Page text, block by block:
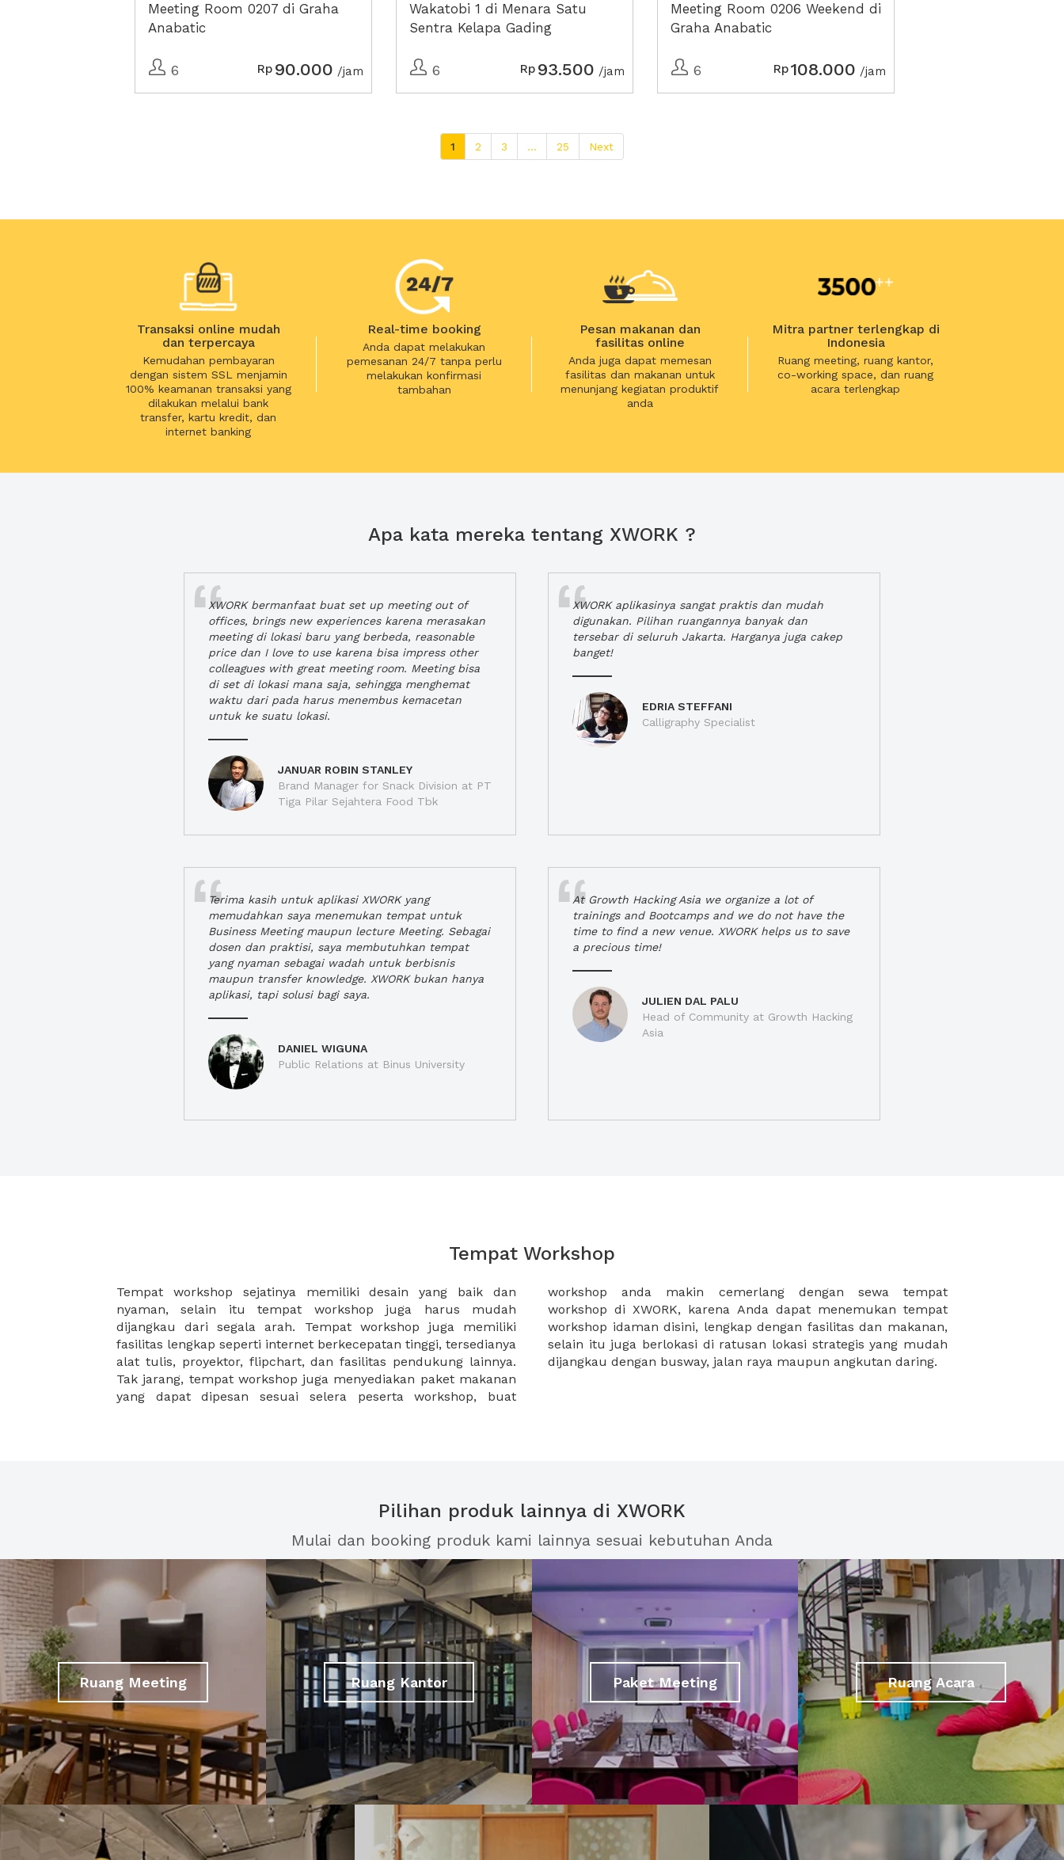
Meeting Room 0207 di Graha
Anabatic
6 Rp 90.000 /jam
Wakatobi 1 di Menara Satu
Sentra Kelapa Gading
6 Rp 93.500 /jam
Meeting Room 0206 Weekend di
Graha Anabatic
6 Rp108.000 /jam
1 2 3 ... 25 Next
Transaksi online mudah
dan terpercaya
Kemudahan pembayaran
dengan sistem SSL menjamin
100% keamanan transaksi yang
dilakukan melalui bank
transfer, kartu kredit, dan
internet banking
Real-time booking
Anda dapat melakukan
pemesanan 24/7 tanpa perlu
melakukan konfirmasi
tambahan
Pesan makanan dan
fasilitas online
Anda juga dapat memesan
fasilitas dan makanan untuk
menunjang kegiatan produktif
anda
Mitra partner terlengkap di
Indonesia
Ruang meeting, ruang kantor,
co-working space, dan ruang
acara terlengkap
Apa kata mereka tentang XWORK ?
XWORK bermanfaat buat set up meeting out of
offices, brings new experiences karena merasakan
meeting di lokasi baru yang berbeda, reasonable
price dan I love to use karena bisa impress other
colleagues with great meeting room. Meeting bisa
di set di lokasi mana saja, sehingga menghemat
waktu dari pada harus menembus kemacetan
untuk ke suatu lokasi.
JANUAR ROBIN STANLEY
Brand Manager for Snack Division at PT
Tiga Pilar Sejahtera Food Tbk
XWORK aplikasinya sangat praktis dan mudah
digunakan. Pilihan ruangannya banyak dan
tersebar di seluruh Jakarta. Harganya juga cakep
banget!
EDRIA STEFFANI
Calligraphy Specialist
Terima kasih untuk aplikasi XWORK yang
memudahkan saya menemukan tempat untuk
Business Meeting maupun lecture Meeting. Sebagai
dosen dan praktisi, saya membutuhkan tempat
yang nyaman sebagai wadah untuk berbisnis
maupun transfer knowledge. XWORK bukan hanya
aplikasi, tapi solusi bagi saya.
DANIEL WIGUNA
Public Relations at Binus University
At Growth Hacking Asia we organize a lot of
trainings and Bootcamps and we do not have the
time to find a new venue. XWORK helps us to save
a precious time!
JULIEN DAL PALU
Head of Community at Growth Hacking
Asia
Tempat Workshop
Tempat workshop sejatinya memiliki desain yang baik dan
nyaman, selain itu tempat workshop juga harus mudah
dijangkau dari segala arah. Tempat workshop juga memiliki
fasilitas lengkap seperti internet berkecepatan tinggi, tersedianya
alat tulis, proyektor, flipchart, dan fasilitas pendukung lainnya.
Tak jarang, tempat workshop juga menyediakan paket makanan
yang dapat dipesan sesuai selera peserta workshop, buat
workshop anda makin cemerlang dengan sewa tempat
workshop di XWORK, karena Anda dapat menemukan tempat
workshop idaman disini, lengkap dengan fasilitas dan makanan,
selain itu juga berlokasi di ratusan lokasi strategis yang mudah
dijangkau dengan busway, jalan raya maupun angkutan daring.
Pilihan produk lainnya di XWORK
Mulai dan booking produk kami lainnya sesuai kebutuhan Anda
Ruang Meeting Ruang Kantor Paket Meeting Ruang Acara